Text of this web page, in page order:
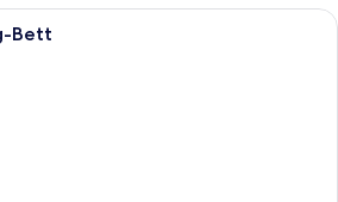
Ein modernes Hotelzimmer mit
Bett